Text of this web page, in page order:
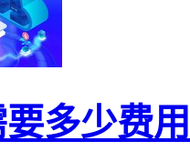
多少费